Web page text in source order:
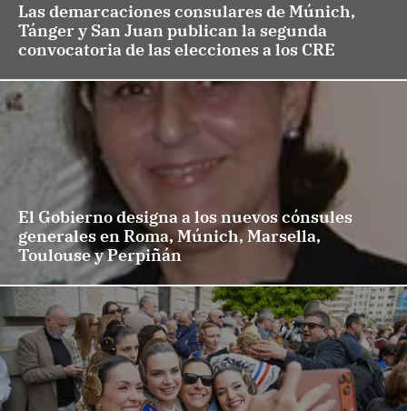
Las demarcaciones consulares de Múnich,
Tánger y San Juan publican la segunda
convocatoria de las elecciones a los CRE
El Gobierno designa a los nuevos cónsules
generales en Roma, Múnich, Marsella,
Toulouse y Perpiñán